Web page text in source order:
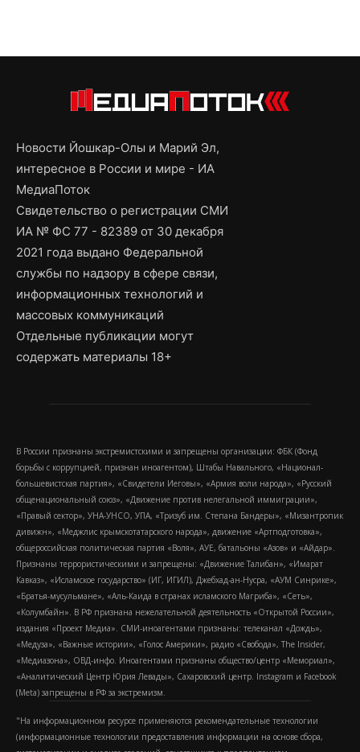
Новости Йошкар-Олы и Марий Эл,
интересное в России и мире - ИА
МедиаПоток
Свидетельство о регистрации СМИ
ИА № ФС 77 - 82389 от 30 декабря
2021 года выдано Федеральной
службы по надзору в сфере связи,
информационных технологий и
массовых коммуникаций
Отдельные публикации могут
содержать материалы 18+
В России признаны экстремистскими и запрещены организации: ФБК (Фонд
борьбы с коррупцией, признан иноагентом), Штабы Навального, «Национал-
большевистская партия», «Свидетели Иеговы», «Армия воли народа», «Русский
общенациональный союз», «Движение против нелегальной иммиграции»,
«Правый сектор», УНА-УНСО, УПА, «Тризуб им. Степана Бандеры», «Мизантропик
дивижн», «Меджлис крымскотатарского народа», движение «Артподготовка»,
общероссийская политическая партия «Воля», АУЕ, батальоны «Азов» и «Айдар».
Признаны террористическими и запрещены: «Движение Талибан», «Имарат
Кавказ», «Исламское государство» (ИГ, ИГИЛ), Джебхад-ан-Нусра, «АУМ Синрике»,
«Братья-мусульмане», «Аль-Каида в странах исламского Магриба», «Сеть»,
«Колумбайн». В РФ признана нежелательной деятельность «Открытой России»,
издания «Проект Медиа». СМИ-иноагентами признаны: телеканал «Дождь»,
«Медуза», «Важные истории», «Голос Америки», радио «Свобода», The Insider,
«Медиазона», ОВД-инфо. Иноагентами признаны общество/центр «Мемориал»,
«Аналитический Центр Юрия Левады», Сахаровский центр. Instagram и Facebook
(Metа) запрещены в РФ за экстремизм.
"На информационном ресурсе применяются рекомендательные технологии
(информационные технологии предоставления информации на основе сбора,